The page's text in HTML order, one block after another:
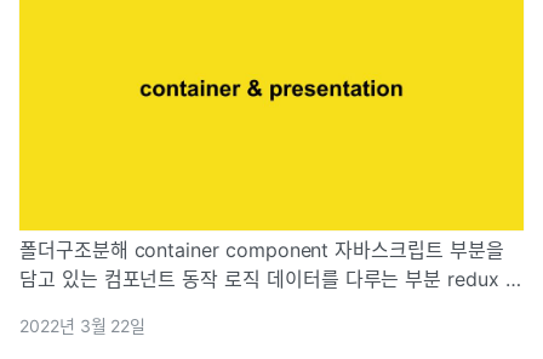
폴더구조분해 container component 자바스크립트 부분을
담고 있는 컴포넌트 동작 로직 데이터를 다루는 부분 redux 와
2022년 3월 22일